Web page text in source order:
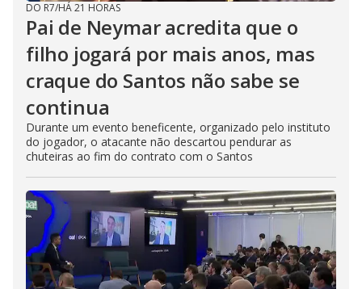
DO R7/HÁ 21 HORAS
Pai de Neymar acredita que o
filho jogará por mais anos, mas
craque do Santos não sabe se
continua
Durante um evento beneficente, organizado pelo instituto
do jogador, o atacante não descartou pendurar as
chuteiras ao fim do contrato com o Santos